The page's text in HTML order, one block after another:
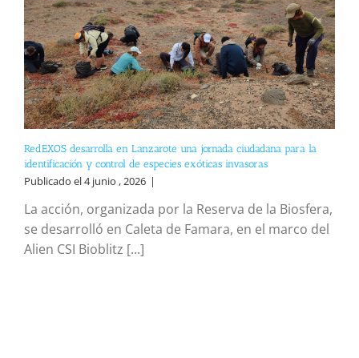
RedEXOS desarrolla en Lanzarote una jornada ciudadana para la
identificación y control de especies exóticas invasoras
Publicado el 4 junio , 2026 |
La acción, organizada por la Reserva de la Biosfera,
se desarrolló en Caleta de Famara, en el marco del
Alien CSI Bioblitz [...]